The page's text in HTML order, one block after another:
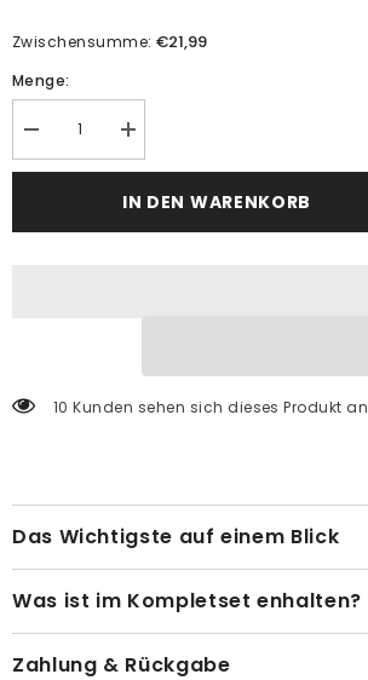
Zwischensumme:€21,99
Menge:
Menge
verringern
für
Menge
erhöhen
für
nach
IN DEN WARENKORB
10 Kunden sehen sich dieses Produkt an
Das Wichtigste auf einem Blick
Was ist im Kompletset enhalten?
Zahlung & Rückgabe